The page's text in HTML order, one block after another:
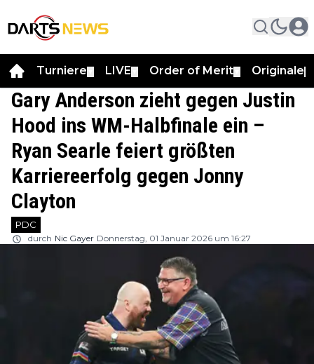
Turniere LIVE Order of Merit Originale
Gary Anderson zieht gegen Justin
Hood ins WM-Halbfinale ein –
Ryan Searle feiert größten
Karriereerfolg gegen Jonny
Clayton
PDC
durch Nic Gayer Donnerstag, 01 Januar 2026 um 16:27